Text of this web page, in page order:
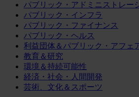
パブリック・アドミニストレー
パブリック・インフラ
パブリック・ファイナンス
パブリック・ヘルス
利益団体＆パブリック・アフェ
教育＆研究
環境＆持続可能性
経済・社会・人間開発
芸術、文化＆スポーツ